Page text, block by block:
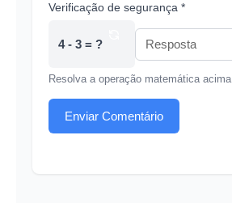
Verificação de segurança *
4 - 3 = ?
Resolva a operação matemática acima
Enviar Comentário